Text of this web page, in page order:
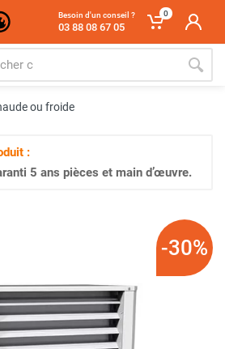
Besoin d'un conseil ?
03 88 08 67 05
0
ou froide
:
5 ans pièces et main d’œuvre.
-30%